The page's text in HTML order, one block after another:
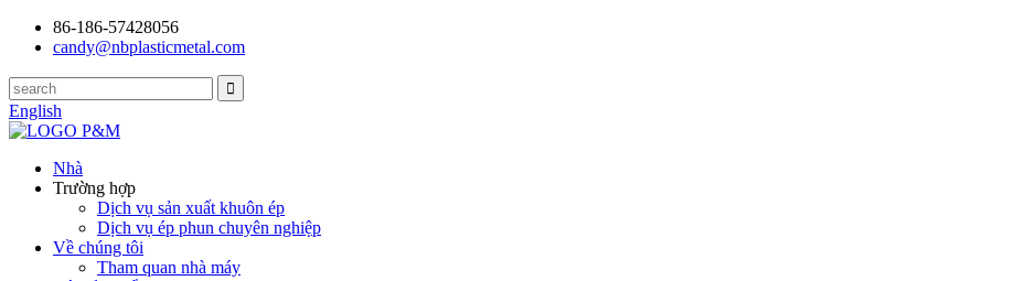
86-186-57428056
candy@nbplasticmetal.com
English
Nhà
Trường hợp
Dịch vụ sản xuất khuôn ép
Dịch vụ ép phun chuyên nghiệp
Về chúng tôi
Tham quan nhà máy